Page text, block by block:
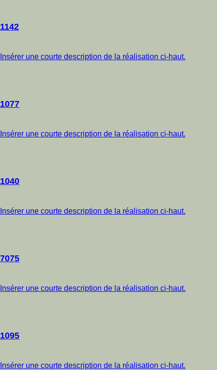
1142
Insérer une courte description de la réalisation ci-haut.
1077
Insérer une courte description de la réalisation ci-haut.
1040
Insérer une courte description de la réalisation ci-haut.
7075
Insérer une courte description de la réalisation ci-haut.
1095
Insérer une courte description de la réalisation ci-haut.